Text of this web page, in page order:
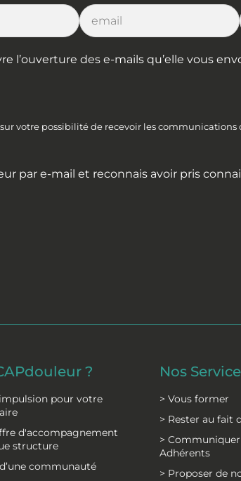
l’ouverture des e-mails qu’elle vous
votre possibilité de recevoir les
par e-mail et reconnais avoir pris
?
pour votre
d'accompagnement
structure
communauté
Nos
> Vous former
> Rester au fait
>
Adhérents
> Proposer de